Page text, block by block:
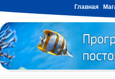
Главная